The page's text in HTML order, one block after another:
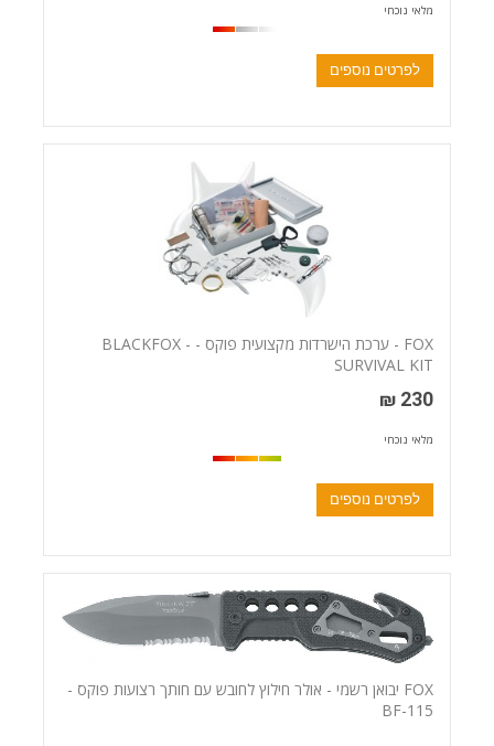
מלאי נוכחי
לפרטים נוספים
FOX - ערכת הישרדות מקצועית פוקס - BLACKFOX -
SURVIVAL KIT
230 ₪
מלאי נוכחי
לפרטים נוספים
FOX יבואן רשמי - אולר חילוץ לחובש עם חותך רצועות פוקס -
BF-115